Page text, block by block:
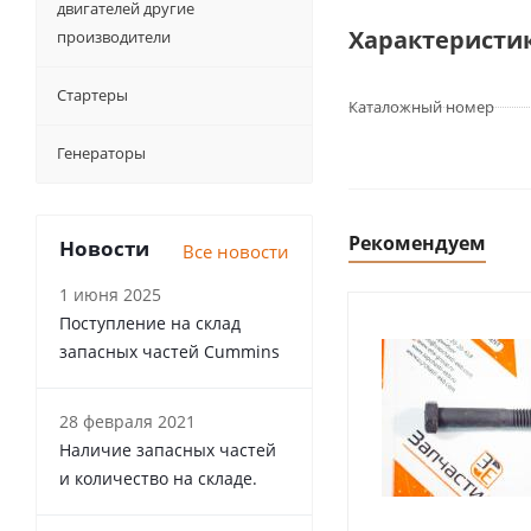
Каталожный номер
Рекомендуем
двигателей другие
производители
Стартеры
Генераторы
Новости Все новости
1 июня 2025
Поступление на склад
запасных частей Cummins
28 февраля 2021
Наличие запасных частей
и количество на складе.